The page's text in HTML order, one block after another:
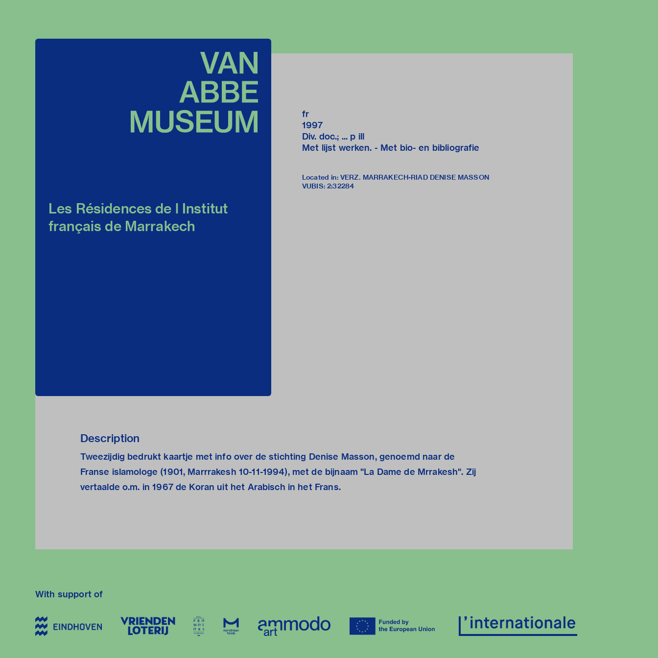
Les Résidences de l Institut
français de Marrakech
fr
1997
Div. doc.; ... p ill
Met lijst werken. - Met bio- en bibliografie
Located in: VERZ. MARRAKECH-RIAD DENISE MASSON
VUBIS: 2:32284
Description
Tweezijdig bedrukt kaartje met info over de stichting Denise Masson, genoemd naar de
Franse islamologe (1901, Marrrakesh 10-11-1994), met de bijnaam "La Dame de Mrrakesh". Zij
vertaalde o.m. in 1967 de Koran uit het Arabisch in het Frans.
With support of